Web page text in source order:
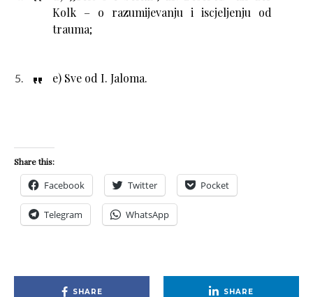
Kolk – o razumijevanju i iscjeljenju od
trauma;
e) Sve od I. Jaloma.
Share this:
Facebook Twitter Pocket
Telegram WhatsApp
SHARE SHARE